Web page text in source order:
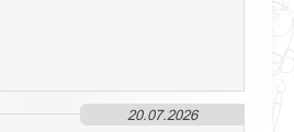
20.07.2026